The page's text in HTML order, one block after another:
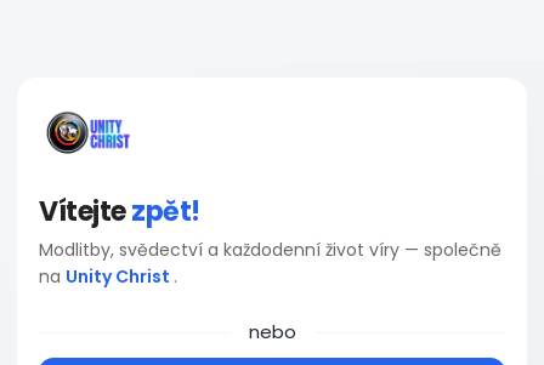
Vítejtezpět!
Modlitby, svědectví a každodenní život víry — společně
na Unity Christ .
nebo